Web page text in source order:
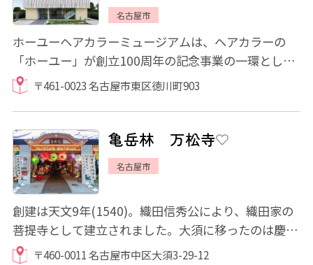
名古屋市
ホーユーヘアカラーミュージアムは、ヘアカラーの
「ホーユー」が創立100周年の記念事業の一環とし
て、日本における髪を染める文化・歴史とそれに携...
〒461-0023 名古屋市東区徳川町903
亀岳林 万松寺
名古屋市
創建は天文9年(1540)。織田信秀公により、織田家の
菩提寺として建立されました。大須に移ったのは慶長
15年(1610)、名古屋城を築く際のこと。信秀公...
〒460-0011 名古屋市中区大須3-29-12